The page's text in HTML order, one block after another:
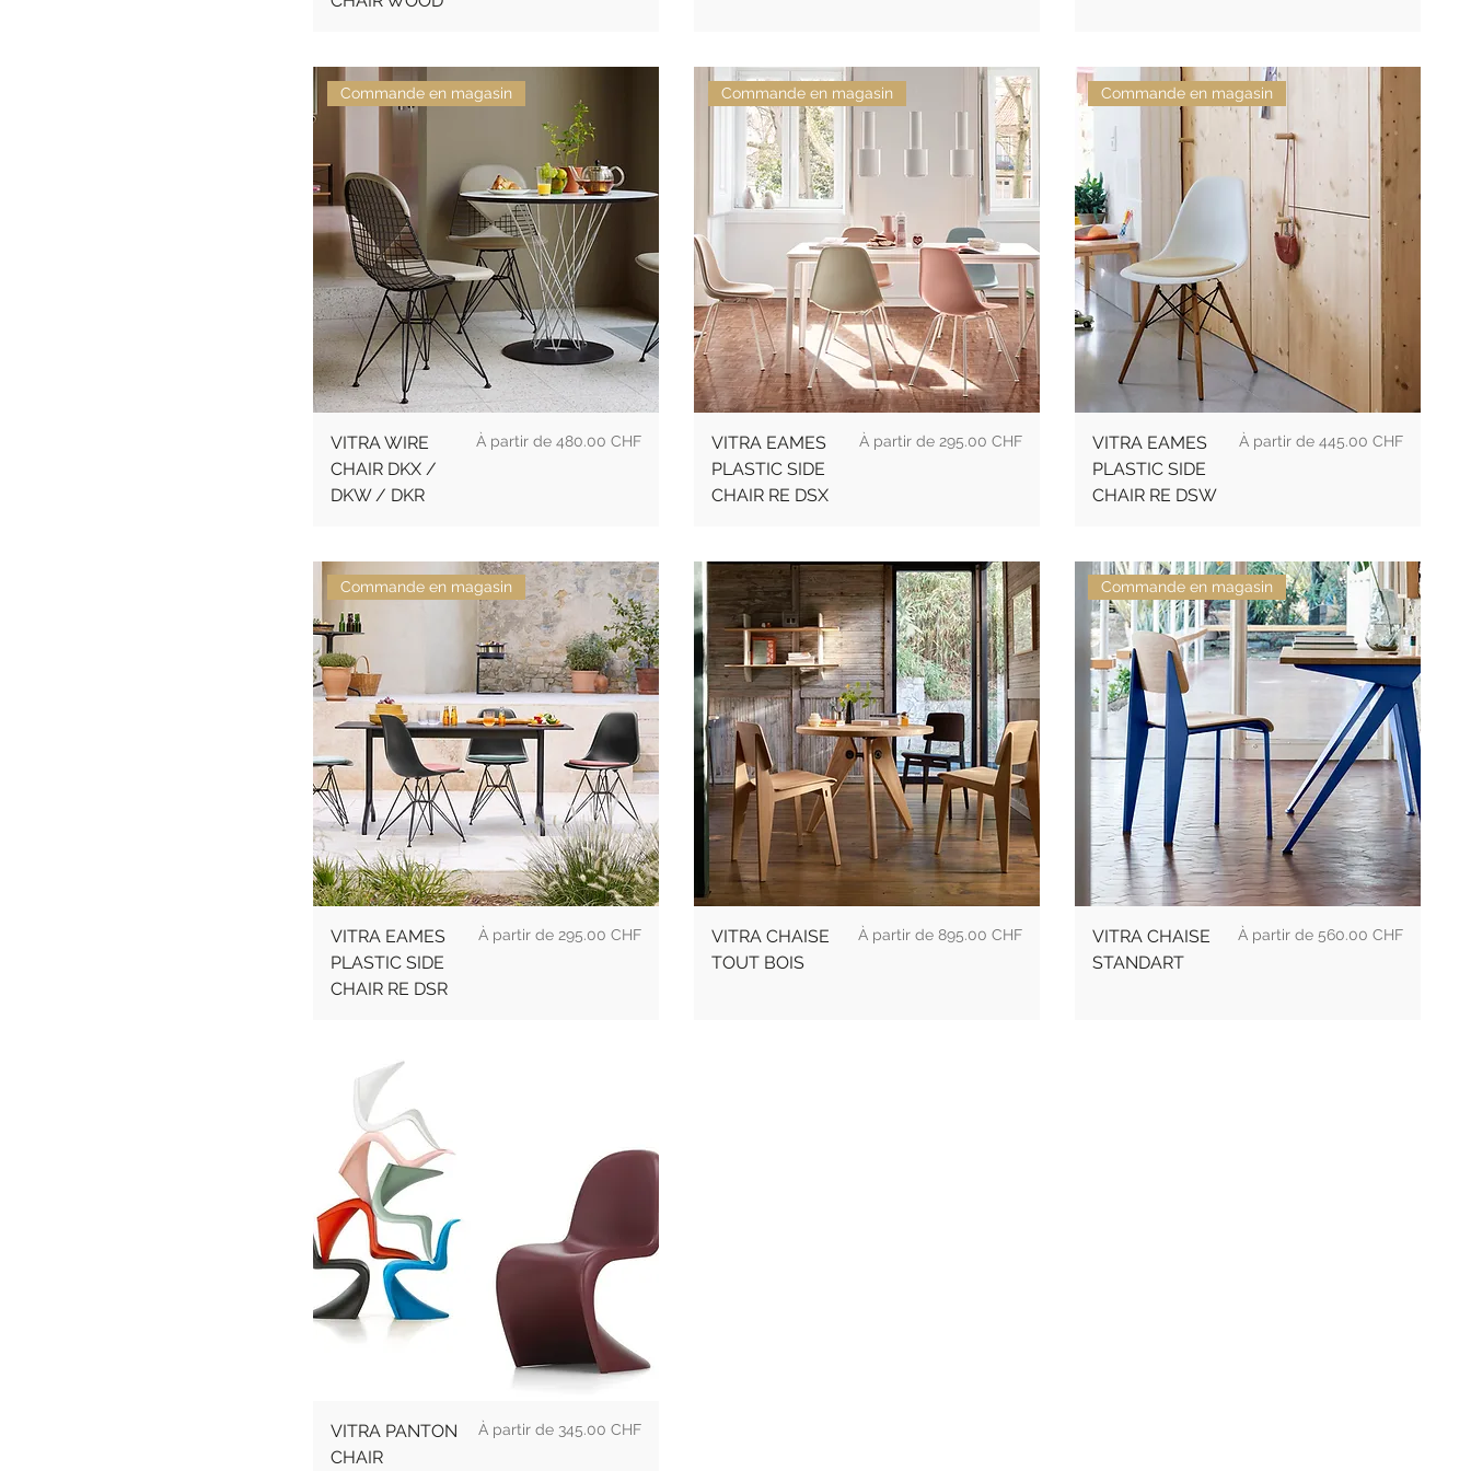
Commande en magasin
VITRA WIRE
CHAIR DKX /
DKW / DKR
À partir de480.00 CHF
Prix promotionnel
Commande en magasin
VITRA EAMES
PLASTIC SIDE
CHAIR RE DSX
Prix 295.00 CHF
Commande en magasin
VITRA EAMES
PLASTIC SIDE
CHAIR RE DSW
Prix 445.00 CHF
Commande en magasin
VITRA EAMES
PLASTIC SIDE
CHAIR RE DSR
Prix 295.00 CHF
VITRA CHAISE
TOUT BOIS
Prix 895.00 CHF
Commande en magasin
VITRA CHAISE
STANDART
Prix 560.00 CHF
VITRA PANTON
CHAIR
Prix 345.00 CHF